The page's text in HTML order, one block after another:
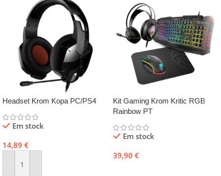
Headset Krom Kopa PC/PS4
Em stock
14,89 €
Adicionar
Kit Gaming Krom Kritic RGB
Rainbow PT
Em stock
39,90 €